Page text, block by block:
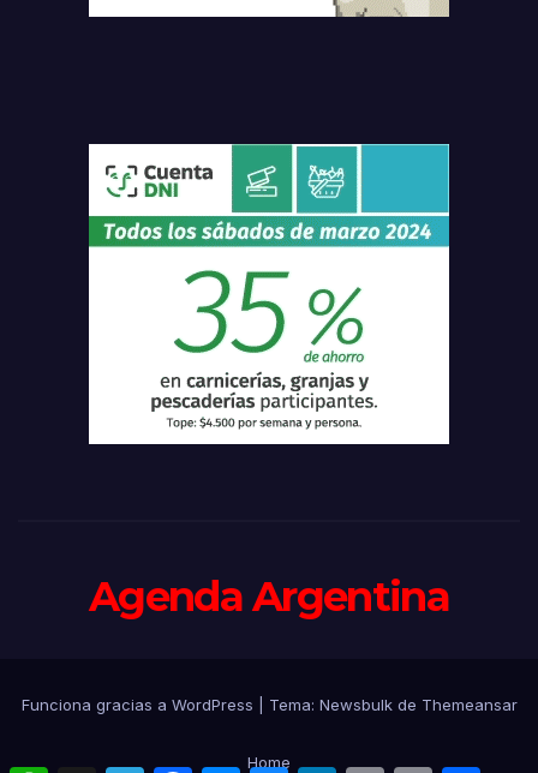
Agenda Argentina
Funciona gracias a WordPress Tema: Newsbulkde Themeansar
Home